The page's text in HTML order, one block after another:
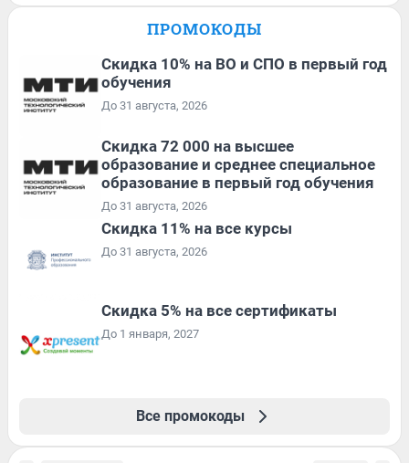
ПРОМОКОДЫ
Скидка 10% на ВО и СПО в первый год
обучения
До 31 августа, 2026
Скидка 72 000 на высшее
образование и среднее специальное
образование в первый год обучения
До 31 августа, 2026
Скидка 11% на все курсы
До 31 августа, 2026
Скидка 5% на все сертификаты
До 1 января, 2027
Все промокоды